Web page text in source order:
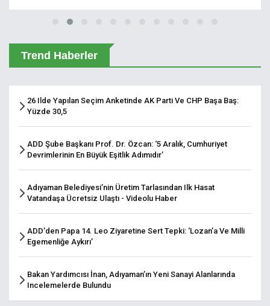
Trend Haberler
26 Ilde Yapılan Seçim Anketinde AK Parti Ve CHP Başa Baş:
Yüzde 30,5
ADD Şube Başkanı Prof. Dr. Özcan: ‘5 Aralık, Cumhuriyet
Devrimlerinin En Büyük Eşitlik Adımıdır’
Adıyaman Belediyesi’nin Üretim Tarlasından Ilk Hasat
Vatandaşa Ücretsiz Ulaştı - Videolu Haber
ADD’den Papa 14. Leo Ziyaretine Sert Tepki: ‘Lozan’a Ve Milli
Egemenliğe Aykırı’
Bakan Yardımcısı İnan, Adıyaman’ın Yeni Sanayi Alanlarında
Incelemelerde Bulundu